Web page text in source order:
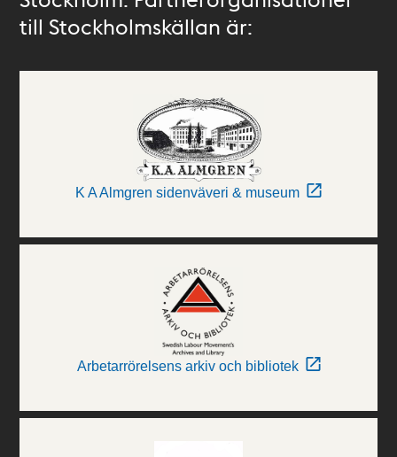
till Stockholmskällan är:
K A Almgren sidenväveri & museum
Arbetarrörelsens arkiv och bibliotek